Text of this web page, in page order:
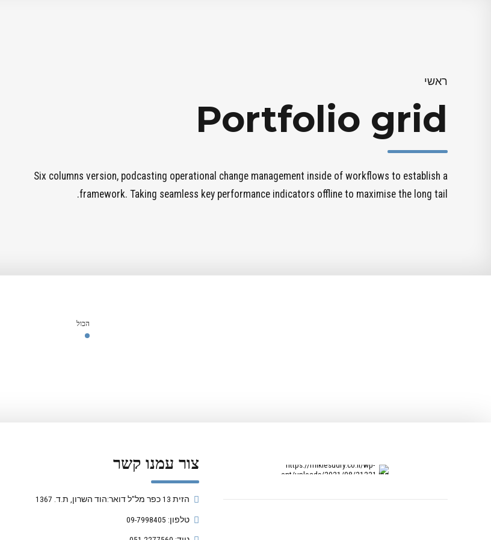
ראשי
Portfolio grid
Six columns version, podcasting operational change management inside of workflows to establish a
framework. Taking seamless key performance indicators offline to maximise the long tail.
הכול
צור עמנו קשר
הזית 13 כפר מל"ל דואר:הוד השרון, ת.ד. 1367
טלפון: 09-7998405